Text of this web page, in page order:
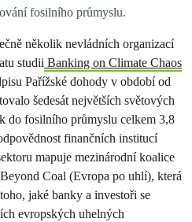
fosilního průmyslu.
několik nevládních organizací
studii Banking on Climate Chaos
Pařížské dohody v období od
šedesát největších světových
do fosilního průmyslu celkem 3,8
finančních institucí
mapuje mezinárodní koalice
Coal (Evropa po uhlí), která
jaké banky a investoři se
evropských uhelných